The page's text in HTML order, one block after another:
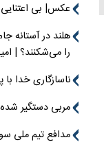
عکس| بی
را می‌شکنند؟ |
ناسازگاری خدا
مربی دستگیر
مدافع تیم ملی